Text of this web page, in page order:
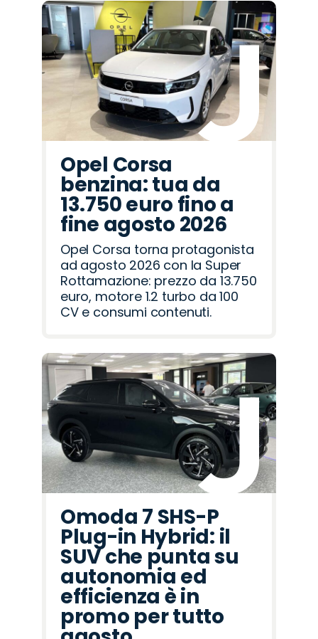
Promo
Omoda
Promo
Hyundai
Promo
Abarth
Promo
Mazda
Promo
Peugeot
Promo
Cupra
Promo
Lancia
Promo
Fiat
Promo
Jaecoo
Promo
Alfa
Romeo
Promo
Opel
Promo
Citroën
Promo
Jeep
Promo
Land
Rover
Promo
Seat
Opel Corsa
benzina: tua da
13.750 euro fino a
fine agosto 2026
Opel Corsa torna protagonista
ad agosto 2026 con la Super
Rottamazione: prezzo da 13.750
euro, motore 1.2 turbo da 100
CV e consumi contenuti.
Omoda 7 SHS-P
Plug-in Hybrid: il
SUV che punta su
autonomia ed
efficienza è in
promo per tutto